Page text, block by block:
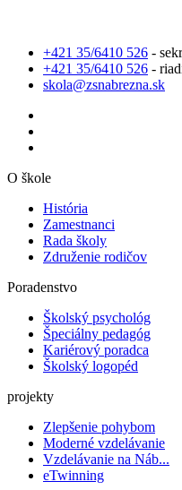
+421 35/6410 526 -
+421 35/6410 526 -
skola@zsnabrezna.sk
O škole
História
Zamestnanci
Rada školy
Združenie rodičov
Poradenstvo
Školský psychológ
Špeciálny pedagóg
Kariérový poradca
Školský logopéd
projekty
Zlepšenie pohybom
Moderné vzdelávanie
Vzdelávanie na Náb...
eTwinning